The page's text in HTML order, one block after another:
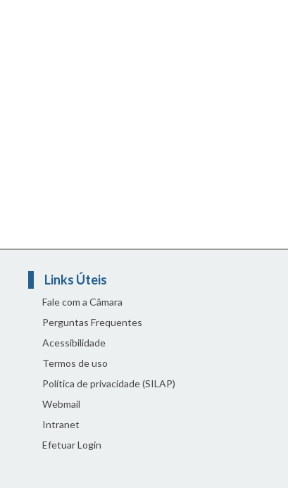
Links Úteis
Fale com a Câmara
Perguntas Frequentes
Acessibilidade
Termos de uso
Política de privacidade (SILAP)
Webmail
Intranet
Efetuar Login